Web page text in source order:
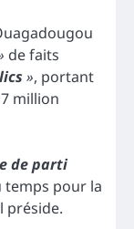
de faits
», portant
million
de parti
temps pour la
préside.